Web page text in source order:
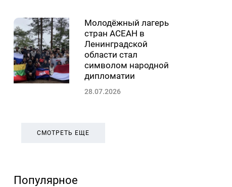
Молодёжный лагерь
стран АСЕАН в
Ленинградской
области стал
символом народной
дипломатии
28.07.2026
СМОТРЕТЬ ЕЩЕ
Популярное